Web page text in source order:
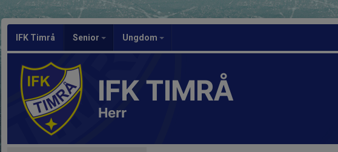
IFK Timrå Senior Ungdom
IFK TIMRÅ
Herr